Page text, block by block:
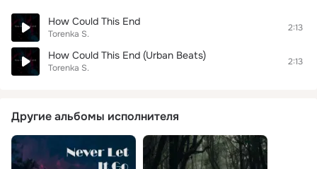
How Could This End
Torenka S.
2:13
How Could This End (Urban Beats)
Torenka S.
2:13
Другие альбомы исполнителя